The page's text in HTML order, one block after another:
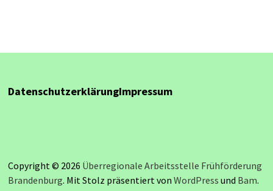
DatenschutzerklärungImpressum
Copyright © 2026 Überregionale Arbeitsstelle Frühförderung
Brandenburg. Mit Stolz präsentiert vonWordPress und Bam.